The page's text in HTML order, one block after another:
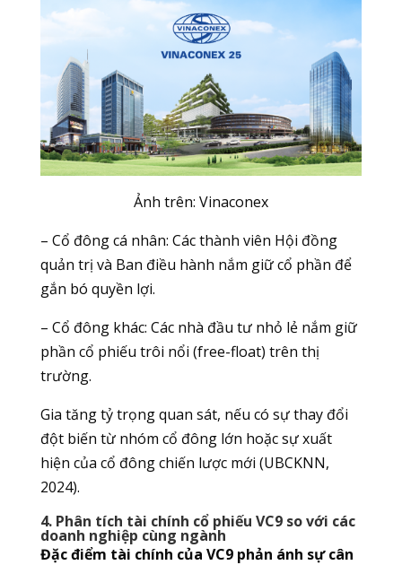
Ảnh trên: Vinaconex
– Cổ đông cá nhân: Các thành viên Hội đồng
quản trị và Ban điều hành nắm giữ cổ phần để
gắn bó quyền lợi.
– Cổ đông khác: Các nhà đầu tư nhỏ lẻ nắm giữ
phần cổ phiếu trôi nổi (free-float) trên thị
trường.
Gia tăng tỷ trọng quan sát, nếu có sự thay đổi
đột biến từ nhóm cổ đông lớn hoặc sự xuất
hiện của cổ đông chiến lược mới (UBCKNN,
2024).
4. Phân tích tài chính cổ phiếu VC9 so với các
doanh nghiệp cùng ngành
Đặc điểm tài chính của VC9 phản ánh sự cân